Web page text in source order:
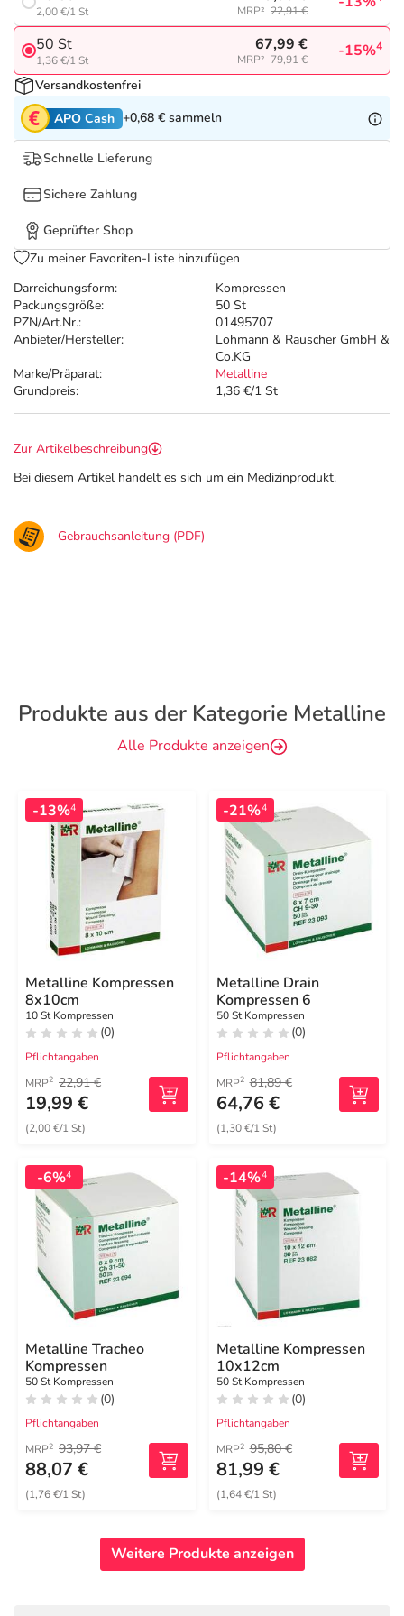
Tierapotheke
Vitamine & Mineralstoffe
Marken
Salus Deals
Darreichungsform:
Kompressen
Packungsgröße:
50 St
PZN/Art.Nr.:
01495707
Anbieter/Hersteller:
Lohmann & Rauscher GmbH &
Co.KG
Marke/Präparat:
Metalline
Grundpreis:
1,36 €/1 St
2,00 €/1 St MRP² 22,91 €
50 St
1,36 €/1 St
67,99 €
MRP² 79,91 € -15%4
Versandkostenfrei
APO Cash +0,68 € sammeln
Schnelle Lieferung
Sichere Zahlung
Geprüfter Shop
Zu meiner Favoriten-Liste hinzufügen
Zur Artikelbeschreibung
Bei diesem Artikel handelt es sich um ein Medizinprodukt.
Gebrauchsanleitung (PDF)
Produkte aus der Kategorie Metalline
Alle Produkte anzeigen
-13%4
Metalline Kompressen
8x10cm
10 St Kompressen
(0)
Pflichtangaben
MRP2 22,91 €
19,99 €
(2,00 €/1 St)
-21%4
Metalline Drain
Kompressen 6
50 St Kompressen
(0)
Pflichtangaben
MRP2 81,89 €
64,76 €
(1,30 €/1 St)
-6%4
Metalline Tracheo
Kompressen
50 St Kompressen
(0)
Pflichtangaben
MRP2 93,97 €
88,07 €
(1,76 €/1 St)
-14%4
Metalline Kompressen
10x12cm
50 St Kompressen
(0)
Pflichtangaben
MRP2 95,80 €
81,99 €
(1,64 €/1 St)
Weitere Produkte anzeigen